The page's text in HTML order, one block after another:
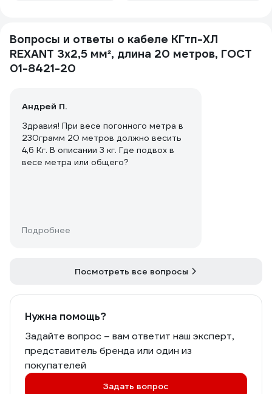
Вопросы и ответы о кабеле КГтп-ХЛ
REXANT 3х2,5 мм², длина 20 метров, ГОСТ
01-8421-20
Андрей П.
Здравия! При весе погонного метра в
230грамм 20 метров должно весить
4,6 Кг. В описании 3 кг. Где подвох в
весе метра или общего?
Подробнее
Посмотреть все вопросы
Нужна помощь?
Задайте вопрос – вам ответит наш эксперт,
представитель бренда или один из
покупателей
Задать вопрос